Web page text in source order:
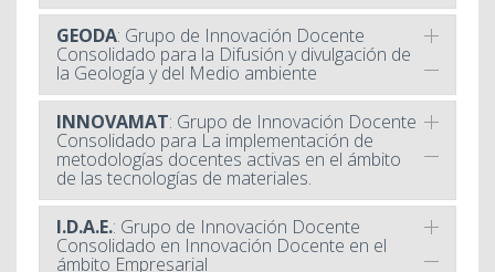
GEODA: Grupo de Innovación Docente
Consolidado para la Difusión y divulgación de
la Geología y del Medio ambiente
INNOVAMAT: Grupo de Innovación Docente
Consolidado para La implementación de
metodologías docentes activas en el ámbito
de las tecnologías de materiales.
I.D.A.E.: Grupo de Innovación Docente
Consolidado en Innovación Docente en el
ámbito Empresarial